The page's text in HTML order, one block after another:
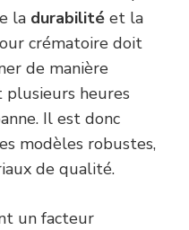
la durabilité et la
crématoire doit
de manière
plusieurs heures
Il est donc
modèles robustes,
de qualité.
un facteur